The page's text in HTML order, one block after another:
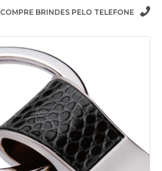
COMPRE BRINDES PELO TELEFONE